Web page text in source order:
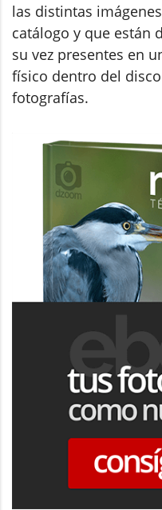
las distintas
catálogo y que están
su vez presentes en
físico dentro del
fotografías.